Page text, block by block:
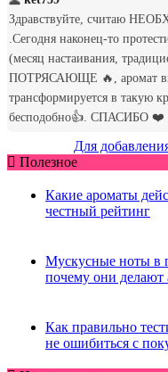
Для
Полезное
Какие ароматы
честный рейтинг
Мускусные ноты в
почему они
Как правильно
не ошибиться с